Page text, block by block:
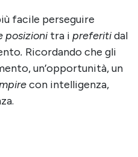
facile perseguire
posizionitra i preferitidal
. Ricordando che gli
un’opportunità, un
con intelligenza,